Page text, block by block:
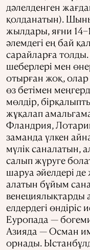
дәлелденген
қолданатын).
жылдары, яғни
әлемдегі ең бай
сарайларға
шеберлері мен
отырған жоқ,
өз бетімен
мөлдір,
жұқалап
Фландрия,
заманда үлкен
мүлік саналатын,
салып жүруге
шаруа әйелдері
алатын бұйым
венециялықтарды
елдердегі өндіріс
Еуропада —
Азияда — Осман
орнады.